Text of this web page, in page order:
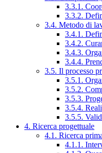
3.3.1.
3.3.2.
3.4. Metodo di
3.4.1.
3.4.2.
3.4.3.
3.4.4.
3.5. Il processo
3.5.1.
3.5.2.
3.5.3.
3.5.4.
3.5.5.
4. Ricerca progettuale
4.1. Ricerca
4.1.1.